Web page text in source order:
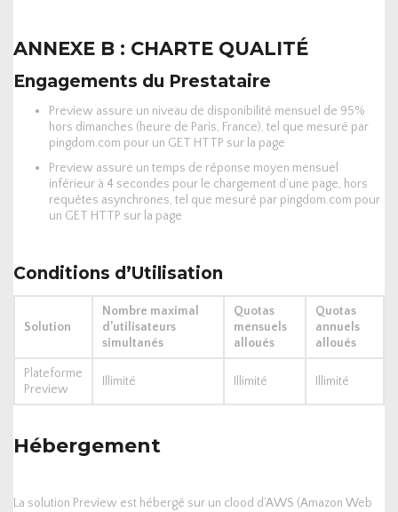
ANNEXE B : CHARTE QUALITÉ
Engagements du Prestataire
Preview assure un niveau de disponibilité mensuel de 95%
hors dimanches (heure de Paris, France), tel que mesuré par
pingdom.com pour un GET HTTP sur la page
Preview assure un temps de réponse moyen mensuel
inférieur à 4 secondes pour le chargement d’une page, hors
requêtes asynchrones, tel que mesuré par pingdom.com pour
un GET HTTP sur la page
Conditions d’Utilisation
Solution
Nombre maximal
d’utilisateurs
simultanés
Quotas
mensuels
alloués
Quotas
annuels
alloués
Plateforme
Preview
Illimité Illimité Illimité
Hébergement
La solution Preview est hébergé sur un clood d’AWS (Amazon Web